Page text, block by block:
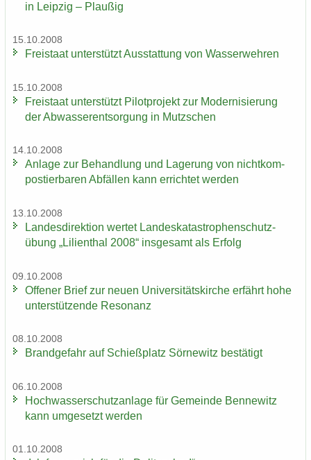
in Leip­zig – Plau­ßig
15.10.2008
Frei­staat un­ter­stützt Aus­stat­tung von Was­ser­weh­ren
15.10.2008
Frei­staat un­ter­stützt Pi­lot­pro­jekt zur Mo­der­ni­sie­rung
der Ab­was­ser­ent­sor­gung in Mutz­schen
14.10.2008
An­la­ge zur Be­hand­lung und La­ge­rung von nicht­kom­
pos­tier­ba­ren Ab­fäl­len kann er­rich­tet wer­den
13.10.2008
Lan­des­di­rek­ti­on wer­tet Lan­des­ka­ta­stro­phen­schutz­
übung „Li­li­en­thal 2008“ ins­ge­samt als Er­folg
09.10.2008
Of­fe­ner Brief zur neuen Uni­ver­si­täts­kir­che er­fährt hohe
un­ter­stüt­zen­de Re­so­nanz
08.10.2008
Brand­ge­fahr auf Schieß­platz Sör­ne­witz be­stä­tigt
06.10.2008
Hoch­was­ser­schutz­an­la­ge für Ge­mein­de Ben­ne­witz
kann um­ge­setzt wer­den
01.10.2008